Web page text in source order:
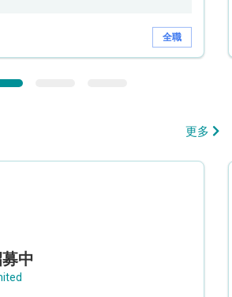
全職
更多
中